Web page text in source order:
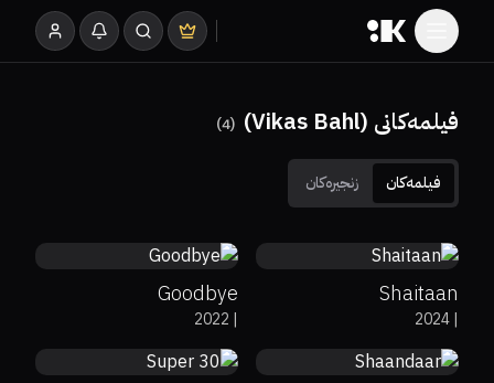
فیلمەکانی (Vikas Bahl) (
4
)
فیلمەکان زنجیرەکان 7.5
Shaitaan
|
2024
Goodbye
|
2022
3.6
25%
8
33%